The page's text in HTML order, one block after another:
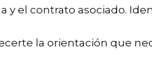
el contrato asociado.
la orientación que